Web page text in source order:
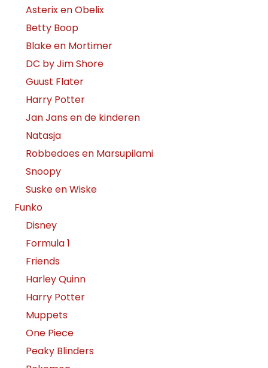
Asterix en Obelix
Betty Boop
Blake en Mortimer
DC by Jim Shore
Guust Flater
Harry Potter
Jan Jans en de kinderen
Natasja
Robbedoes en Marsupilami
Snoopy
Suske en Wiske
Funko
Disney
Formula 1
Friends
Harley Quinn
Harry Potter
Muppets
One Piece
Peaky Blinders